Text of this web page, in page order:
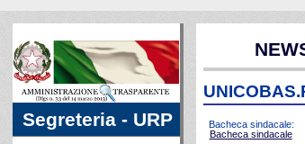
Segreteria - URP
Bacheca sindacale:
Bacheca sindacale